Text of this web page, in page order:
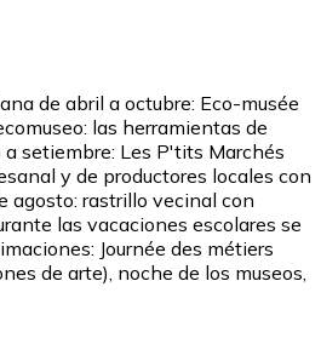
de abril a octubre: Eco-musée
las herramientas de
setiembre: Les P'tits Marchés
y de productores locales con
agosto: rastrillo vecinal con
las vacaciones escolares se
Journée des métiers
de arte), noche de los museos,